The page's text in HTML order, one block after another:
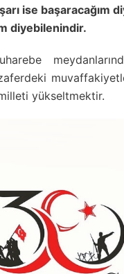
ise başaracağım
diyebilenindir.
yükseltmektir.